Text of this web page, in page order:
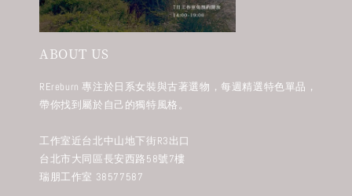
ABOUT US
REreburn 專注於日系女裝與古著選物，每週精選特色單品，
帶你找到屬於自己的獨特風格。
工作室近台北中山地下街R3出口
台北市大同區長安西路58號7樓
瑞朋工作室 38577587